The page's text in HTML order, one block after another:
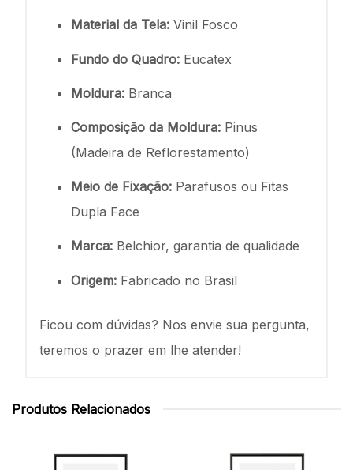
Material da Tela: Vinil Fosco
Fundo do Quadro: Eucatex
Moldura: Branca
Composição da Moldura: Pinus
(Madeira de Reflorestamento)
Meio de Fixação: Parafusos ou Fitas
Dupla Face
Marca: Belchior, garantia de qualidade
Origem: Fabricado no Brasil
Ficou com dúvidas? Nos envie sua pergunta,
teremos o prazer em lhe atender!
Produtos Relacionados